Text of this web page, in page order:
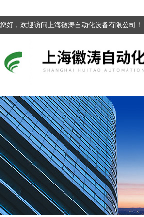
您好，欢迎访问上海徽涛自动化设备有限公司！